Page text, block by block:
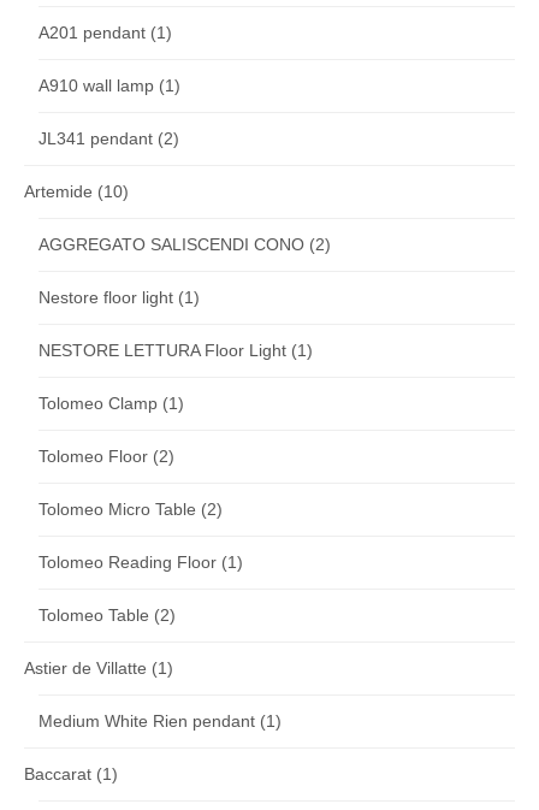
A201 pendant (1)
A910 wall lamp (1)
JL341 pendant (2)
Artemide (10)
AGGREGATO SALISCENDI CONO (2)
Nestore floor light (1)
NESTORE LETTURA Floor Light (1)
Tolomeo Clamp (1)
Tolomeo Floor (2)
Tolomeo Micro Table (2)
Tolomeo Reading Floor (1)
Tolomeo Table (2)
Astier de Villatte (1)
Medium White Rien pendant (1)
Baccarat (1)